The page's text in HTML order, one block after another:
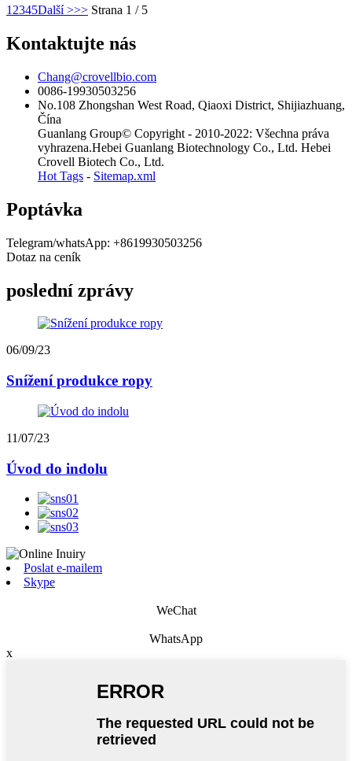
1 2345Další >>> Strana 1 / 5
Kontaktujte nás
Chang@crovellbio.com
0086-19930503256
No.108 Zhongshan West Road, Qiaoxi District, Shijiazhuang,
Čína
Guanlang Group© Copyright - 2010-2022: Všechna práva
vyhrazena.Hebei Guanlang Biotechnology Co., Ltd. Hebei
Crovell Biotech Co., Ltd.
Hot Tags - Sitemap.xml
Poptávka
Telegram/whatsApp: +8619930503256
Dotaz na ceník
poslední zprávy
06/09/23
Snížení produkce ropy
11/07/23
Úvod do indolu
Poslat e-mailem
Skype
WeChat
WhatsApp
x